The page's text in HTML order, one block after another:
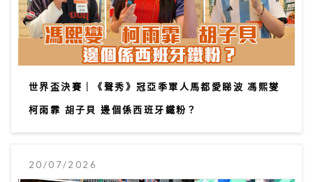
世界盃決賽｜《聲秀》冠亞季軍人馬都愛睇波 馮熙燮
柯雨霏 胡子貝 邊個係西班牙鐵粉？
20/07/2026